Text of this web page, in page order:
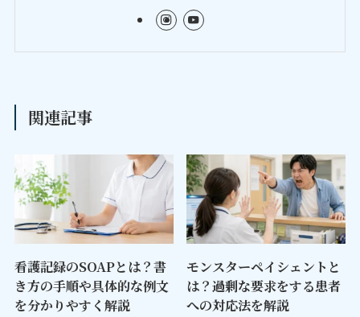
関連記事
看護記録のSOAPとは？書
き方の手順や具体的な例文
を分かりやすく解説
モンスターペイシェントと
は？過剰な要求をする患者
への対応法を解説